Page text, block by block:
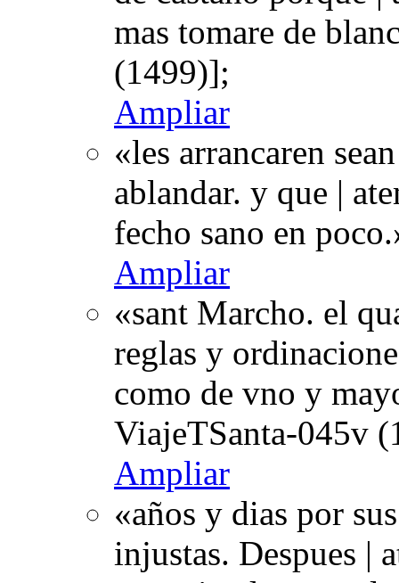
mas tomare de
(1499)];
Ampliar
«les arrancaren
ablandar. y que |
fecho sano en
Ampliar
«sant Marcho. el
reglas y
como de vno y
ViajeTSanta-045v
Ampliar
«años y dias por
injustas. Despues |